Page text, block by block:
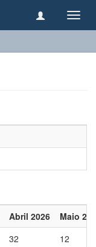
Abril 2026
Maio
32 12